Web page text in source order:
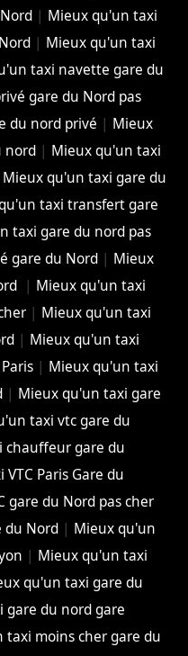
| Mieux qu'un taxi
| Mieux qu'un taxi
taxi navette gare du
gare du Nord pas
du nord privé | Mieux
nord | Mieux qu'un taxi
Mieux qu'un taxi gare du
taxi transfert gare
taxi gare du nord pas
gare du Nord | Mieux
| Mieux qu'un taxi
| Mieux qu'un taxi
| Mieux qu'un taxi
| Mieux qu'un taxi
| Mieux qu'un taxi gare
taxi vtc gare du
chauffeur gare du
Paris Gare du
gare du Nord pas cher
du Nord | Mieux qu'un
| Mieux qu'un taxi
qu'un taxi gare du
gare du nord gare
taxi moins cher gare du